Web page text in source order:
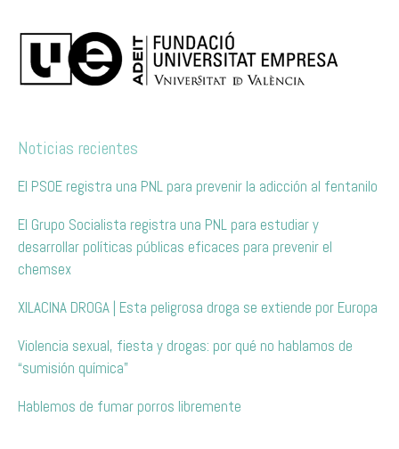
Noticias recientes
El PSOE registra una PNL para prevenir la adicción al fentanilo
El Grupo Socialista registra una PNL para estudiar y
desarrollar políticas públicas eficaces para prevenir el
chemsex
XILACINA DROGA | Esta peligrosa droga se extiende por Europa
Violencia sexual, fiesta y drogas: por qué no hablamos de
“sumisión química”
Hablemos de fumar porros libremente